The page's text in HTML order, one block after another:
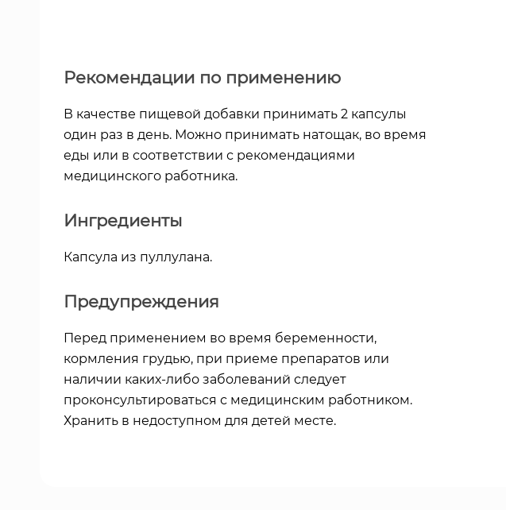
Рекомендации по применению
В качестве пищевой добавки принимать 2 капсулы
один раз в день. Можно принимать натощак, во время
еды или в соответствии с рекомендациями
медицинского работника.
Ингредиенты
Капсула из пуллулана.
Предупреждения
Перед применением во время беременности,
кормления грудью, при приеме препаратов или
наличии каких-либо заболеваний следует
проконсультироваться с медицинским работником.
Хранить в недоступном для детей месте.